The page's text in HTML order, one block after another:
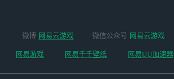
云手机 阴阳师
微博 网易云游戏 微信公众号 网易云游戏
网易游戏 网易千千壁纸 网易UU加速器